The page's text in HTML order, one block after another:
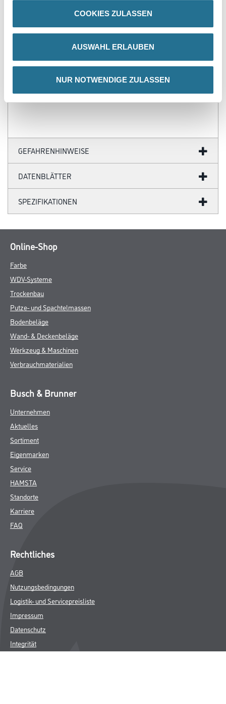
COOKIES ZULASSEN
AUSWAHL ERLAUBEN
NUR NOTWENDIGE ZULASSEN
- Über 100 Motive für jeden Geschmack
- Farblich anpassbare Tapetenmotive
- Hochwertige Trägermaterialien
- Ihr Fotomotiv auf Tapete
- Zertifizierte Faservliese
- Umweltfreundliche Latexfarben
GEFAHRENHINWEISE
DATENBLÄTTER
SPEZIFIKATIONEN
Online-Shop
Farbe
WDV-Systeme
Trockenbau
Putze- und Spachtelmassen
Bodenbeläge
Wand- & Deckenbeläge
Werkzeug & Maschinen
Verbrauchmaterialien
Busch & Brunner
Unternehmen
Aktuelles
Sortiment
Eigenmarken
Service
HAMSTA
Standorte
Karriere
FAQ
Rechtliches
AGB
Nutzungsbedingungen
Logistik- und Servicepreisliste
Impressum
Datenschutz
Integrität